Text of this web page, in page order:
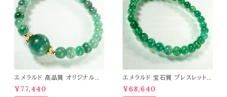
エメラルド 高品質 オリジナルデ
ザイン ブレスレット パワーストー
ン 天然石 t0545
¥77,440
エメラルド 宝石質 ブレスレット
パワーストーン 天然石 t0544
¥68,640